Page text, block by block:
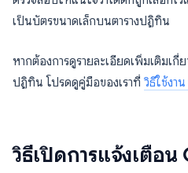
เป็นบัตรขนาดเล็กบนตารางปฏิทิน
หากต้องการดูรายละเอียดเพิ่มเติมเกี่
ปฏิทิน โปรดดูคู่มือของเราที่ วิธีใช้งา
วิธีเปิดการแจ้งเตือน